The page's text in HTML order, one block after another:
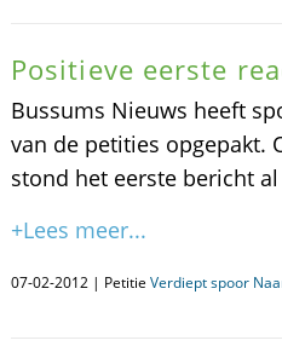
Positieve eerste
Bussums Nieuws heeft
van de petities opgepakt.
stond het eerste bericht
+Lees meer...
07-02-2012 | Petitie Verdiept spoor